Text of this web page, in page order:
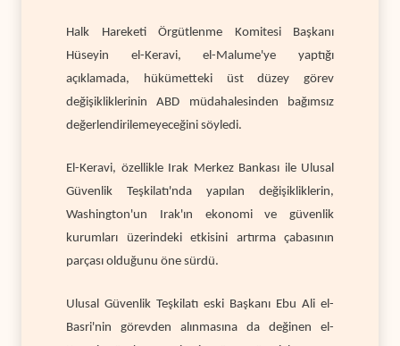
Halk Hareketi Örgütlenme Komitesi Başkanı
Hüseyin el-Keravi, el-Malume'ye yaptığı
açıklamada, hükümetteki üst düzey görev
değişikliklerinin ABD müdahalesinden bağımsız
değerlendirilemeyeceğini söyledi.
El-Keravi, özellikle Irak Merkez Bankası ile Ulusal
Güvenlik Teşkilatı'nda yapılan değişikliklerin,
Washington'un Irak'ın ekonomi ve güvenlik
kurumları üzerindeki etkisini artırma çabasının
parçası olduğunu öne sürdü.
Ulusal Güvenlik Teşkilatı eski Başkanı Ebu Ali el-
Basri'nin görevden alınmasına da değinen el-